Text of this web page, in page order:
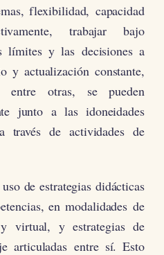
flexibilidad, capacidad
trabajar bajo
límites y las decisiones a
y actualización constante,
entre otras, se pueden
junto a las idoneidades
través de actividades de
de estrategias didácticas
en modalidades de
y virtual, y estrategias de
articuladas entre sí. Esto